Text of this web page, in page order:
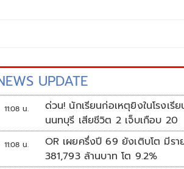
UPDATE
11:08 น.
ด่วน! นักเรียนก่อเหตุยิงในโรงเรี
นนทบุรี เสียชีวิต 2 เจ็บเกือบ 20
11:08 น.
OR เผยครึ่งปี 69 ยังเติบโต มีรา
381,793 ล้านบาท โต 9.2%